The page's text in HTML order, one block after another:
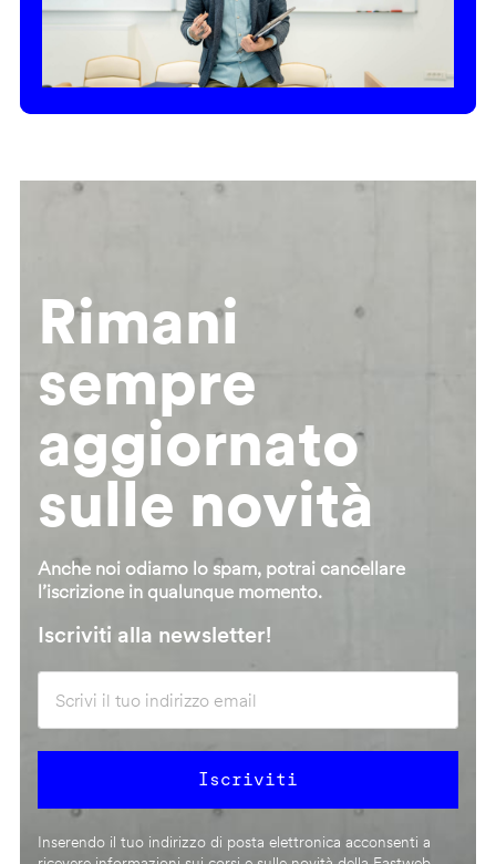
Rimani
sempre
aggiornato
sulle novità
Anche noi odiamo lo spam, potrai cancellare
l’iscrizione in qualunque momento.
Iscriviti alla newsletter!
Inserendo il tuo indirizzo di posta elettronica acconsenti a